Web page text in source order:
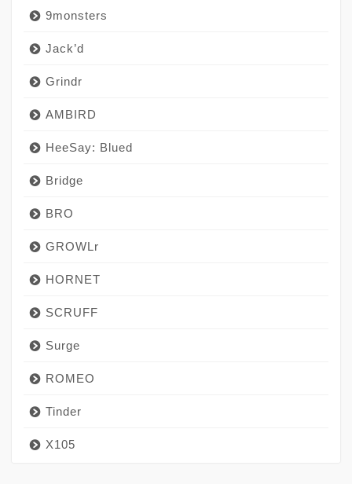
9monsters
Jack’d
Grindr
AMBIRD
HeeSay: Blued
Bridge
BRO
GROWLr
HORNET
SCRUFF
Surge
ROMEO
Tinder
X105